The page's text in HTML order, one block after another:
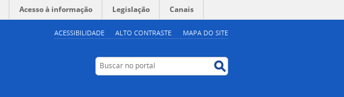
Acesso à informação Legislação Canais
ACESSIBILIDADE ALTO CONTRASTE MAPA DO SITE
portal
Buscar
no
portal